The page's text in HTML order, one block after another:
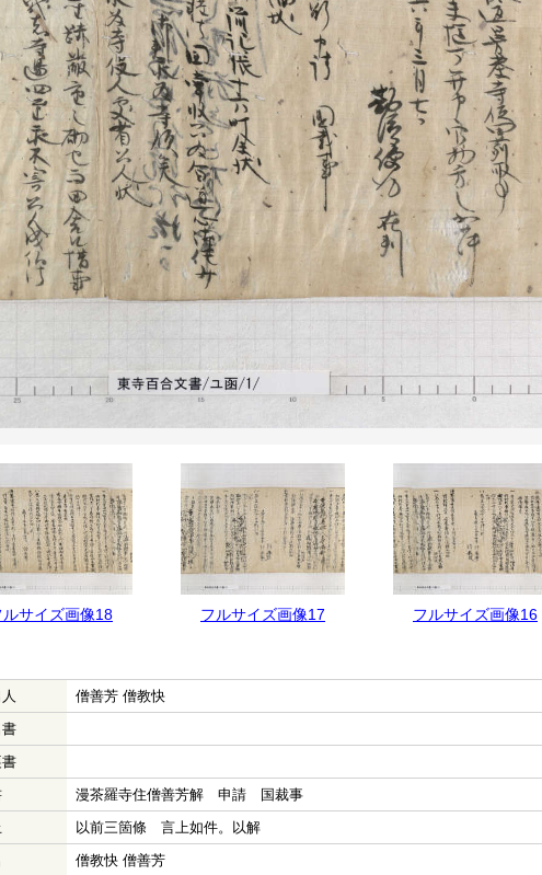
ルサイズ画像18 フルサイズ画像17 フルサイズ画像16
僧善芳 僧教快
漫茶羅寺住僧善芳解 申請 国裁事
以前三箇條 言上如件。以解
僧教快 僧善芳